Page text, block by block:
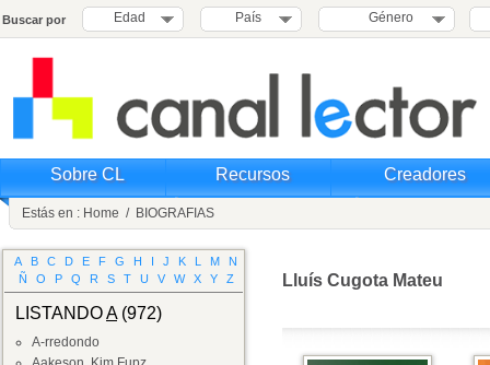
Buscar por Edad País Género
Sobre CL Recursos Creadores
Estás en : Home / BIOGRAFIAS
A B C D E F G H I J K L M
N
Ñ
O P Q R S T U V W X Y Z
LISTANDOA(972)
A-rredondo
Lluís Cugota Mateu